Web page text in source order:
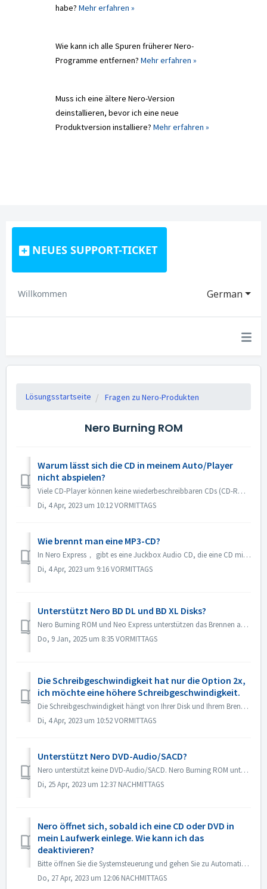
habe? Mehr erfahren »
Wie kann ich alle Spuren früherer Nero-
Programme entfernen? Mehr erfahren »
Muss ich eine ältere Nero-Version
deinstallieren, bevor ich eine neue
Produktversion installiere? Mehr erfahren »
NEUES SUPPORT-TICKET
German
Willkommen
Lösungsstartseite Fragen zu Nero-Produkten
Nero Burning ROM
Warum lässt sich die CD in meinem Auto/Player
nicht abspielen?
Viele CD-Player können keine wiederbeschreibbaren CDs (CD-RW) lesen. Sie sollten daher normale CD-ROMs zum Brennen von Audio-CDs verwenden.
Di, 4 Apr, 2023 um 10:12 VORMITTAGS
Wie brennt man eine MP3-CD?
In Nero Express， gibt es eine Juckbox Audio CD, die eine CD mit all Ihren Lieblings-MP3-, WMA- oder Nero AAC-Dateien erstellt, die auf jedem PC oder CD/DVD-...
Di, 4 Apr, 2023 um 9:16 VORMITTAGS
Unterstützt Nero BD DL und BD XL Disks?
Nero Burning ROM und Neo Express unterstützen das Brennen auf BD DL- (50 GB) und BD XL-Discs (100 GB und 128 G). Nero Video unterstützt das Brennen auf BD D...
Do, 9 Jan, 2025 um 8:35 VORMITTAGS
Die Schreibgeschwindigkeit hat nur die Option 2x,
ich möchte eine höhere Schreibgeschwindigkeit.
Die Schreibgeschwindigkeit hängt von Ihrer Disk und Ihrem Brenner ab. Nero Burning ROM erkennt automatisch den Brenner und die Disk und listet die verfügbar...
Di, 4 Apr, 2023 um 10:52 VORMITTAGS
Unterstützt Nero DVD-Audio/SACD?
Nero unterstützt keine DVD-Audio/SACD. Nero Burning ROM unterstützt nur das Brennen von Audio-CDs mit 44100 hz.
Di, 25 Apr, 2023 um 12:37 NACHMITTAGS
Nero öffnet sich, sobald ich eine CD oder DVD in
mein Laufwerk einlege. Wie kann ich das
deaktivieren?
Bitte öffnen Sie die Systemsteuerung und gehen Sie zu Automatische Wiedergabe. Suchen Sie die Einstellung der einzelnen DVDs oder CDs. Setzen Sie diese auf ...
Do, 27 Apr, 2023 um 12:06 NACHMITTAGS